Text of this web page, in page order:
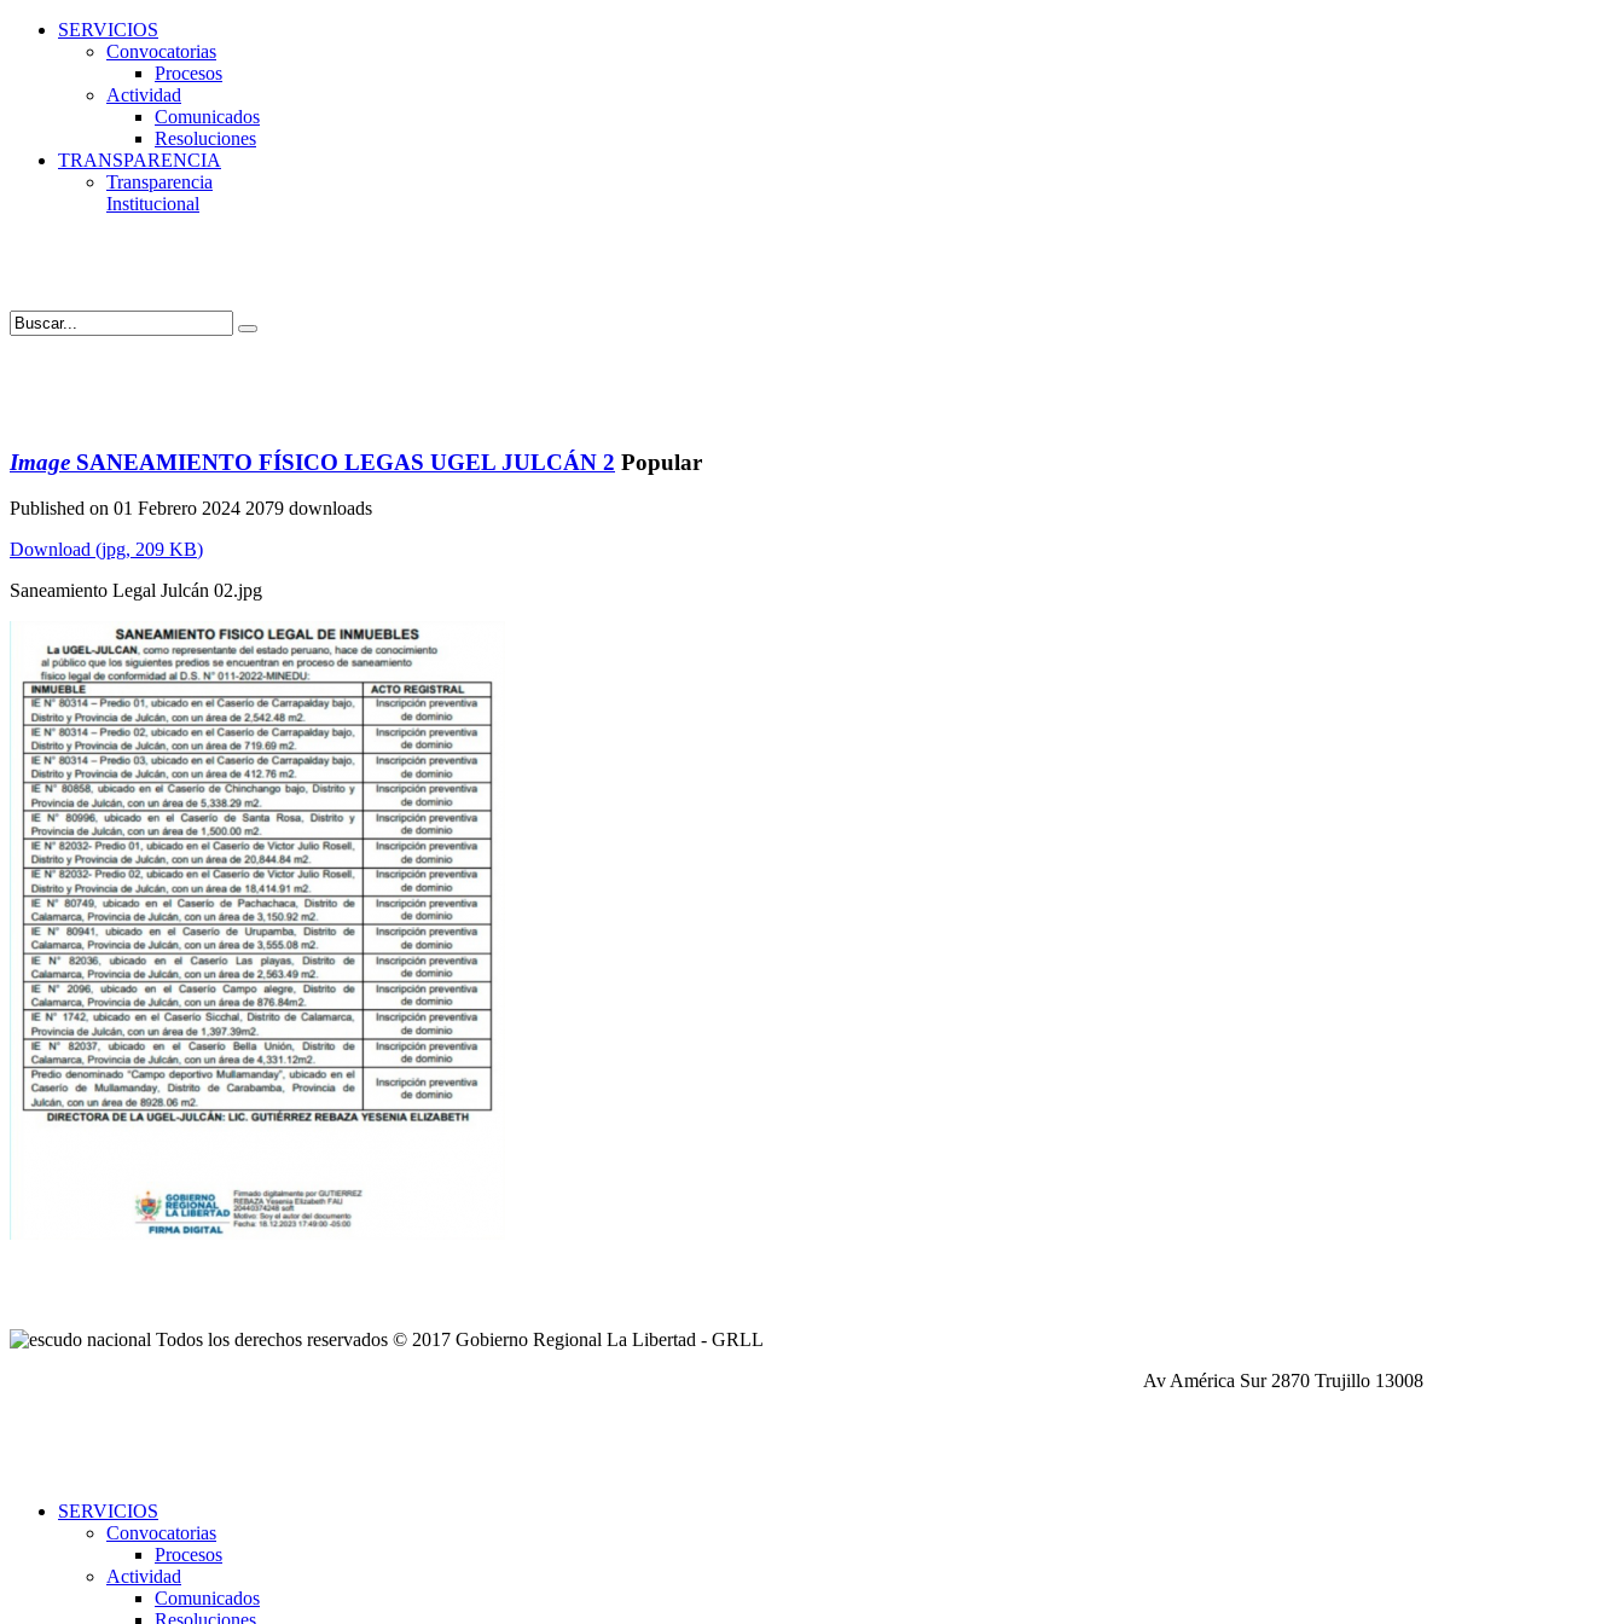
SERVICIOS
Convocatorias
Procesos
Actividad
Comunicados
Resoluciones
TRANSPARENCIA
Transparencia
Institucional
Image SANEAMIENTO FÍSICO LEGAS UGEL JULCÁN 2 Popular
Published on 01 Febrero 2024 2079 downloads
Download (jpg, 209 KB)
Saneamiento Legal Julcán 02.jpg
Todos los derechos reservados © 2017 Gobierno Regional La Libertad - GRLL
Av América Sur 2870 Trujillo 13008
SERVICIOS
Convocatorias
Procesos
Actividad
Comunicados